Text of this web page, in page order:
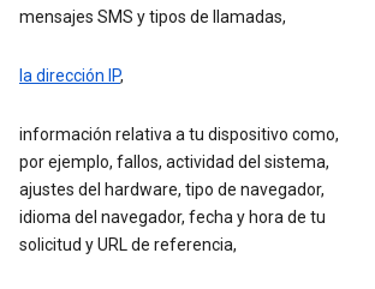
mensajes SMS y tipos de llamadas,
la dirección IP,
información relativa a tu dispositivo como,
por ejemplo, fallos, actividad del sistema,
ajustes del hardware, tipo de navegador,
idioma del navegador, fecha y hora de tu
solicitud y URL de referencia,